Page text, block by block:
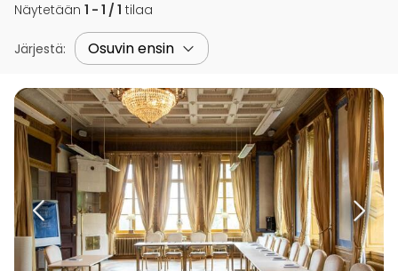
Suomi
Ilmoita kohteesi
Näytetään 1 - 1 / 1 tilaa
Järjestä: